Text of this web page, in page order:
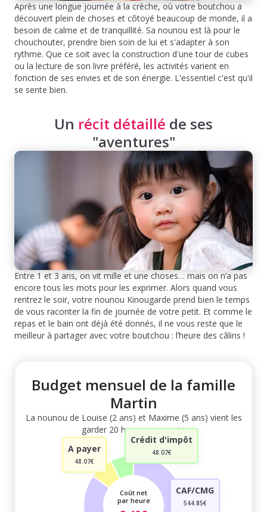
Après une longue journée à la crèche, où votre boutchou a
découvert plein de choses et côtoyé beaucoup de monde, il a
besoin de calme et de tranquillité. Sa nounou est là pour le
chouchouter, prendre bien soin de lui et s'adapter à son
rythme. Que ce soit avec la construction d'une tour de cubes
ou la lecture de son livre préféré, les activités varient en
fonction de ses envies et de son énergie. L'essentiel c'est qu'il
se sente bien.
Un récit détaillé de ses
"aventures"
Entre 1 et 3 ans, on vit mille et une choses… mais on n’a pas
encore tous les mots pour les exprimer. Alors quand vous
rentrez le soir, votre nounou Kinougarde prend bien le temps
de vous raconter la fin de journée de votre petit. Et comme le
repas et le bain ont déjà été donnés, il ne vous reste que le
meilleur à partager avec votre boutchou : l’heure des câlins !
Budget mensuel de la famille
Martin
La nounou de Louise (2 ans) et Maxime (5 ans) vient les
garder 20 heures par mois.
Coût net
par heure
Crédit d'impôt
48.07€
A payer
48.07€
CAF/CMG
544.85€